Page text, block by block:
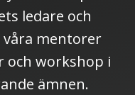
ledare och
våra mentorer
och workshop i
ämnen.